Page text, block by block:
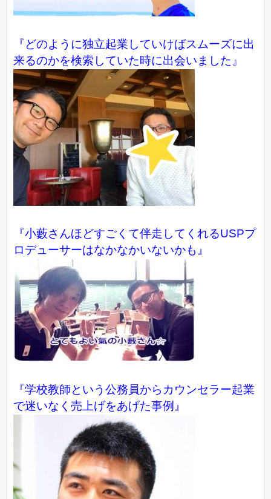
『どのように独立起業していけばスムーズに出
来るのかを検索していた時に出会いました』
『小藪さんほどすごくて伴走してくれるUSPプ
ロデューサーはなかなかいないかも』
『学校教師という公務員からカウンセラー起業
で迷いなく売上げをあげた事例』